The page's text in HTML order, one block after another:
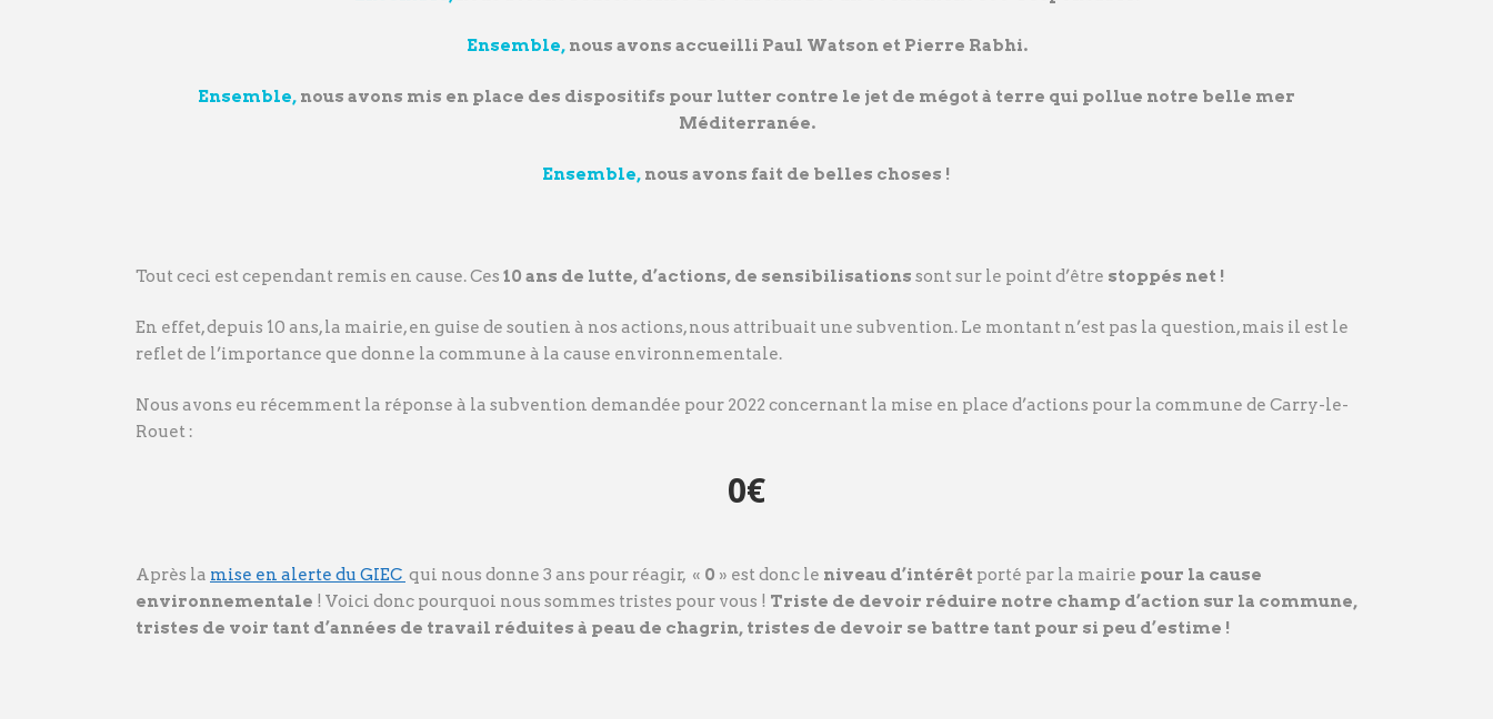
Ensemble,nous avons accueilli Paul Watson et Pierre Rabhi.
Ensemble, nous avons mis en place des dispositifs pour lutter contre le jet de mégot à terre qui pollue notre belle mer
Méditerranée.
Ensemble, nous avons fait de belles choses !
Tout ceci est cependant remis en cause. Ces 10 ans de lutte, d’actions, de sensibilisations sont sur le point d’être stoppés net !
En effet, depuis 10 ans, la mairie, en guise de soutien à nos actions, nous attribuait une subvention. Le montant n’est pas la question, mais il est le
reflet de l’importance que donne la commune à la cause environnementale.
Nous avons eu récemment la réponse à la subvention demandée pour 2022 concernant la mise en place d’actions pour la commune de Carry-le-
Rouet :
0€
Après la mise en alerte du GIEC qui nous donne 3 ans pour réagir, « 0 » est donc le niveau d’intérêt porté par la mairie pour la cause
environnementale ! Voici donc pourquoi nous sommes tristes pour vous ! Triste de devoir réduire notre champ d’action sur la commune,
tristes de voir tant d’années de travail réduites à peau de chagrin, tristes de devoir se battre tant pour si peu d’estime !